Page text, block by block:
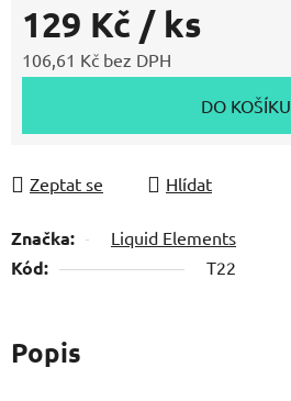
129 Kč / ks
106,61 Kč bez DPH
DO KOŠÍKU
Zeptat se Hlídat
Značka: Liquid Elements
Kód: T22
Popis